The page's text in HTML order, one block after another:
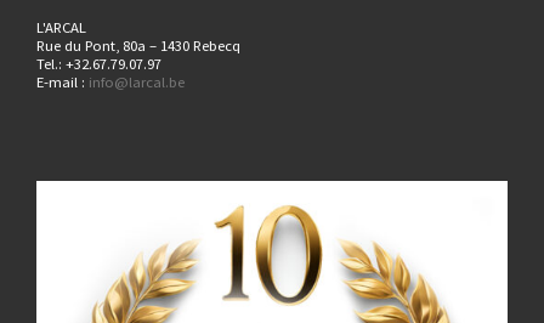
L'ARCAL
Rue du Pont, 80a – 1430 Rebecq
Tel.: +32.67.79.07.97
E-mail : info@larcal.be